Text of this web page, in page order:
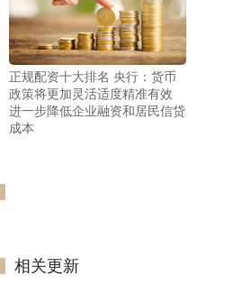
正规配资十大排名 央行：货币
政策将更加灵活适度精准有效
进一步降低企业融资和居民信贷
成本
相关更新